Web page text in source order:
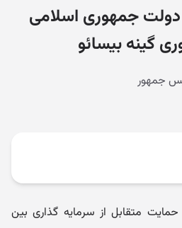
جمهوری اسلامی
گینه بیسائو
متقابل از سرمایه گذاری بین